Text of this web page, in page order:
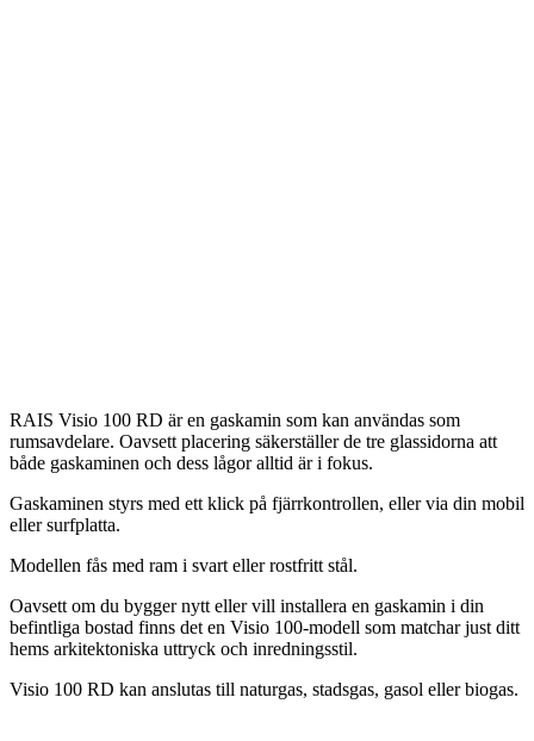
RAIS Visio 100 RD är en gaskamin som kan användas som
rumsavdelare. Oavsett placering säkerställer de tre glassidorna att
både gaskaminen och dess lågor alltid är i fokus.
Gaskaminen styrs med ett klick på fjärrkontrollen, eller via din mobil
eller surfplatta.
Modellen fås med ram i svart eller rostfritt stål.
Oavsett om du bygger nytt eller vill installera en gaskamin i din
befintliga bostad finns det en Visio 100-modell som matchar just ditt
hems arkitektoniska uttryck och inredningsstil.
Visio 100 RD kan anslutas till naturgas, stadsgas, gasol eller biogas.